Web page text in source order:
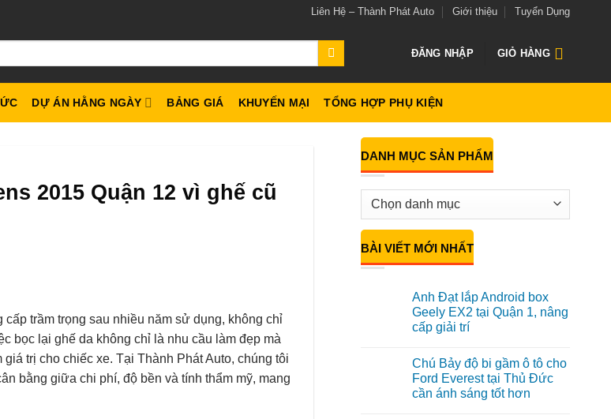
Liên Hệ – Thành Phát Auto Giới thiệu Tuyển Dụng
ĐĂNG NHẬP GIỎ HÀNG
DỰ ÁN HẰNG NGÀY BẢNG GIÁ KHUYẾN MẠI TỔNG HỢP PHỤ KIỆN
2015 Quận 12 vì ghế cũ
trầm trọng sau nhiều năm sử dụng, không chỉ
bọc lại ghế da không chỉ là nhu cầu làm đẹp mà
giá trị cho chiếc xe. Tại Thành Phát Auto, chúng tôi
bằng giữa chi phí, độ bền và tính thẩm mỹ, mang
DANH MỤC SẢN PHẨM
BÀI VIẾT MỚI NHẤT
Anh Đạt lắp Android box
Geely EX2 tại Quận 1, nâng
cấp giải trí
bình
luận
ở
Anh
Chú Bảy độ bi gầm ô tô cho
Ford Everest tại Thủ Đức
cần ánh sáng tốt hơn